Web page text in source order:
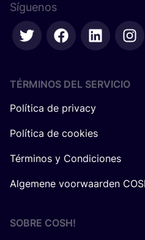
Síguenos
TÉRMINOS DEL SERVICIO
Política de privacy
Política de cookies
Términos y Condiciones
Algemene voorwaarden
SOBRE COSH!